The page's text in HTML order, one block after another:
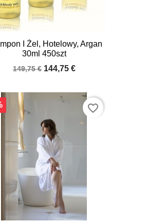
I Żel, Hotelowy, Argan
30ml 450szt
149,75 € 144,75 €
 Quick view
favorite_border